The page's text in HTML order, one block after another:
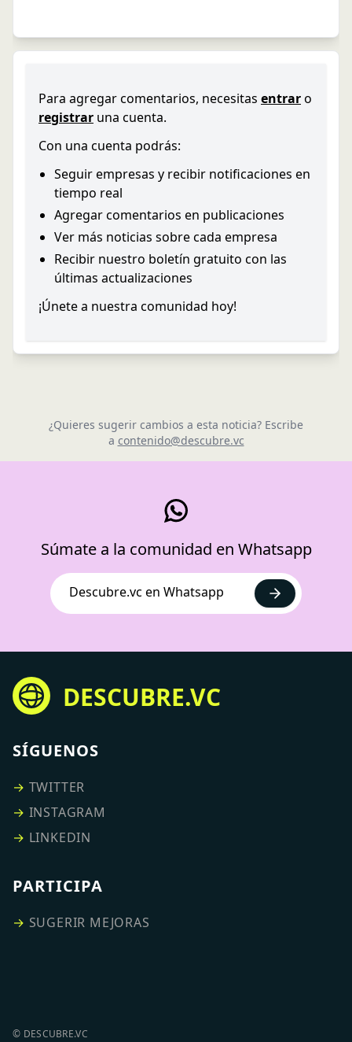
Para agregar comentarios, necesitas entraro
registrar una cuenta.
Con una cuenta podrás:
Seguir empresas y recibir notificaciones en
tiempo real
Agregar comentarios en publicaciones
Ver más noticias sobre cada empresa
Recibir nuestro boletín gratuito con las
últimas actualizaciones
¡Únete a nuestra comunidad hoy!
¿Quieres sugerir cambios a esta noticia? Escribe
a contenido@descubre.vc
Súmate a la comunidad en Whatsapp
Descubre.vc en Whatsapp
DESCUBRE.VC
SÍGUENOS
→ TWITTER
→ INSTAGRAM
→ LINKEDIN
PARTICIPA
→ SUGERIR MEJORAS
© DESCUBRE.VC